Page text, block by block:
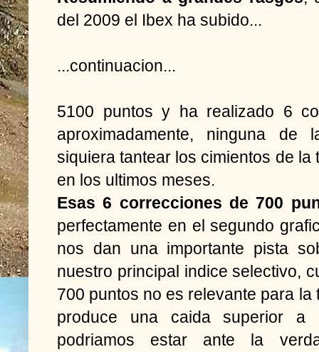
del 2009 el Ibex ha subido...
...continuacion...
5100 puntos y ha realizado 6
aproximadamente, ninguna
siquiera tantear los cimientos de
en los ultimos meses.
Esas 6 correcciones de 700
perfectamente en el segundo
nos dan una importante pista
nuestro principal indice selectivo,
700 puntos no es relevante para
produce una caida superior
podriamos estar ante la